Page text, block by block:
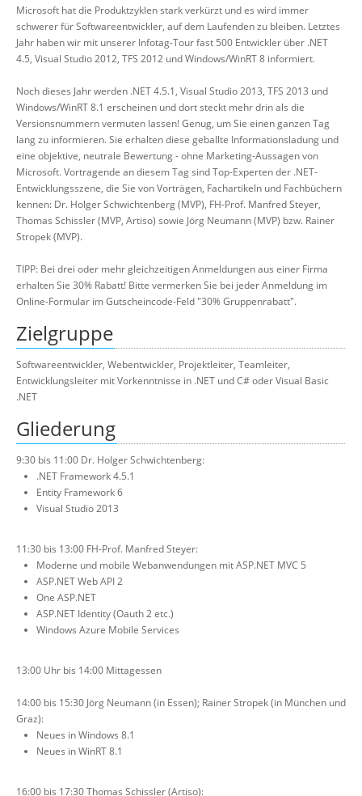
Microsoft hat die Produktzyklen stark verkürzt und es wird immer
schwerer für Softwareentwickler, auf dem Laufenden zu bleiben. Letztes
Jahr haben wir mit unserer Infotag-Tour fast 500 Entwickler über .NET
4.5, Visual Studio 2012, TFS 2012 und Windows/WinRT 8 informiert.
Noch dieses Jahr werden .NET 4.5.1, Visual Studio 2013, TFS 2013 und
Windows/WinRT 8.1 erscheinen und dort steckt mehr drin als die
Versionsnummern vermuten lassen! Genug, um Sie einen ganzen Tag
lang zu informieren. Sie erhalten diese geballte Informationsladung und
eine objektive, neutrale Bewertung - ohne Marketing-Aussagen von
Microsoft. Vortragende an diesem Tag sind Top-Experten der .NET-
Entwicklungsszene, die Sie von Vorträgen, Fachartikeln und Fachbüchern
kennen: Dr. Holger Schwichtenberg (MVP), FH-Prof. Manfred Steyer,
Thomas Schissler (MVP, Artiso) sowie Jörg Neumann (MVP) bzw. Rainer
Stropek (MVP).
TIPP: Bei drei oder mehr gleichzeitigen Anmeldungen aus einer Firma
erhalten Sie 30% Rabatt! Bitte vermerken Sie bei jeder Anmeldung im
Online-Formular im Gutscheincode-Feld "30% Gruppenrabatt".
Zielgruppe
Softwareentwickler, Webentwickler, Projektleiter, Teamleiter,
Entwicklungsleiter mit Vorkenntnisse in .NET und C# oder Visual Basic
.NET
Gliederung
9:30 bis 11:00 Dr. Holger Schwichtenberg:
.NET Framework 4.5.1
Entity Framework 6
Visual Studio 2013
11:30 bis 13:00 FH-Prof. Manfred Steyer:
Moderne und mobile Webanwendungen mit ASP.NET MVC 5
ASP.NET Web API 2
One ASP.NET
ASP.NET Identity (Oauth 2 etc.)
Windows Azure Mobile Services
13:00 Uhr bis 14:00 Mittagessen
14:00 bis 15:30 Jörg Neumann (in Essen); Rainer Stropek (in München und
Graz):
Neues in Windows 8.1
Neues in WinRT 8.1
16:00 bis 17:30 Thomas Schissler (Artiso):